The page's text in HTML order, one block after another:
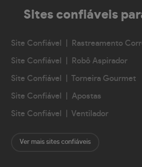
Sites confiáveis
Site Confiável | Rastreamento
Site Confiável | Robô Aspirador
Site Confiável | Torneira Gourmet
Site Confiável | Apostas
Site Confiável | Ventilador
Ver mais sites confiáveis